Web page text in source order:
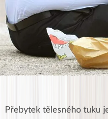
Přebytek tělesného tuku